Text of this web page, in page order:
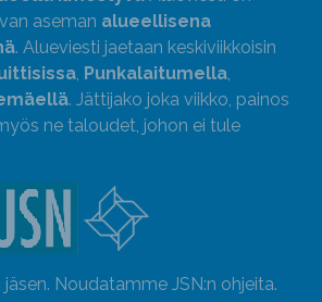
aseman alueellisena
. Alueviesti jaetaan keskiviikkoisin
, Punkalaitumella,
. Jättijako joka viikko, painos
ne taloudet, johon ei tule
Noudatamme JSN:n ohjeita.